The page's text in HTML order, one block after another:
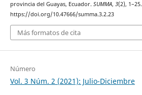
provincia del Guayas, Ecuador. SUMMA, 3(2), 1–25.
https://doi.org/10.47666/summa.3.2.23
Más formatos de cita
Número
Vol. 3 Núm. 2 (2021): Julio-Diciembre